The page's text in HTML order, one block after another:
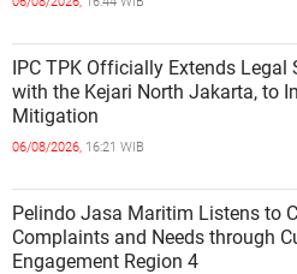
IPC TPK Officially Extends Legal
with the Kejari North Jakarta, to
Mitigation
06/08/2026, 16:21 WIB
Pelindo Jasa Maritim Listens to
Complaints and Needs through
Engagement Region 4